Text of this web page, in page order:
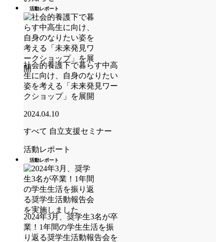
活動レポート
社会的養護下で暮らす中高
生に向け、自身のなりたい
姿を考える「未来発見ワー
クショップ」を展開
2024.04.10
すべて 自立支援セミナー
活動レポート
活動レポート
2024年3月、奨学生3名が卒
業！1年間の学生生活を振
り返る奨学生活動報告会を